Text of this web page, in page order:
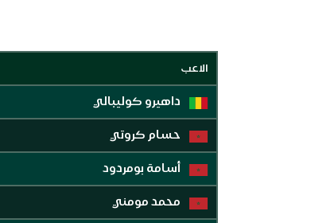
الاعب
داهيرو كوليبالي
حسام كروتي
أسامة بومردود
محمد مومني